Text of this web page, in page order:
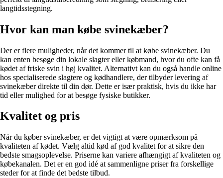
langtidsstegning.
Hvor kan man købe svinekæber?
Der er flere muligheder, når det kommer til at købe svinekæber. Du
kan enten besøge din lokale slagter eller købmand, hvor du ofte kan få
kødet af friske svin i høj kvalitet. Alternativt kan du også handle online
hos specialiserede slagtere og kødhandlere, der tilbyder levering af
svinekæber direkte til din dør. Dette er især praktisk, hvis du ikke har
tid eller mulighed for at besøge fysiske butikker.
Kvalitet og pris
Når du køber svinekæber, er det vigtigt at være opmærksom på
kvaliteten af kødet. Vælg altid kød af god kvalitet for at sikre den
bedste smagsoplevelse. Priserne kan variere afhængigt af kvaliteten og
købekanalen. Det er en god idé at sammenligne priser fra forskellige
steder for at finde det bedste tilbud.